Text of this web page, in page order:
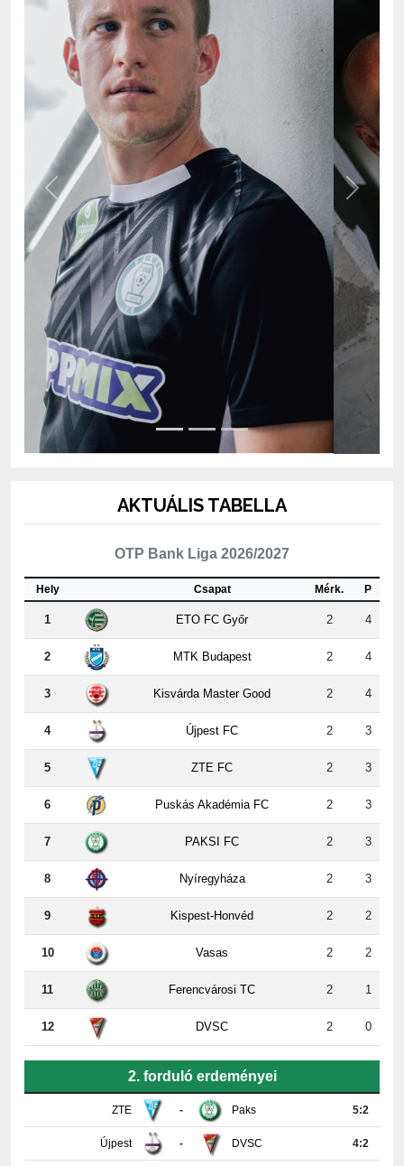
Previous Next
Csapat
1 ETO FC Győr 2 4
2 MTK Budapest 2 4
3 Kisvárda Master Good 2 4
4 Újpest FC 2 3
5 ZTE FC 2 3
6 Puskás Akadémia FC 2 3
7 PAKSI FC 2 3
8 Nyíregyháza 2 3
9 Kispest-Honvéd 2 2
10 Vasas 2 2
11 Ferencvárosi TC 2 1
12 DVSC 2 0
ZTE - Paks
Újpest DVSC 4:2
Ferencváros Vasas 0:0